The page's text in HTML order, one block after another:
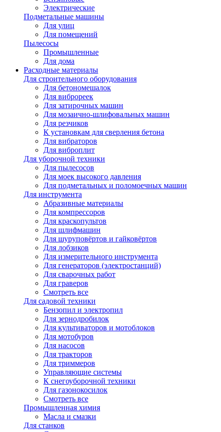
Электрические
Подметальные машины
Для улиц
Для помещений
Пылесосы
Промышленные
Для дома
Расходные материалы
Для строительного оборудования
Для бетономешалок
Для виброреек
Для затирочных машин
Для мозаично-шлифовальных машин
Для резчиков
К установкам для сверления бетона
Для вибраторов
Для виброплит
Для уборочной техники
Для пылесосов
Для моек высокого давления
Для подметальных и поломоечных машин
Для инструмента
Абразивные материалы
Для компрессоров
Для краскопультов
Для шлифмашин
Для шуруповёртов и гайковёртов
Для лобзиков
Для измерительного инструмента
Для генераторов (электростанций)
Для сварочных работ
Для граверов
Смотреть все
Для садовой техники
Бензопил и электропил
Для зернодробилок
Для культиваторов и мотоблоков
Для мотобуров
Для насосов
Для тракторов
Для триммеров
Управляющие системы
К снегоуборочной техники
Для газонокосилок
Смотреть все
Промышленная химия
Масла и смазки
Для станков